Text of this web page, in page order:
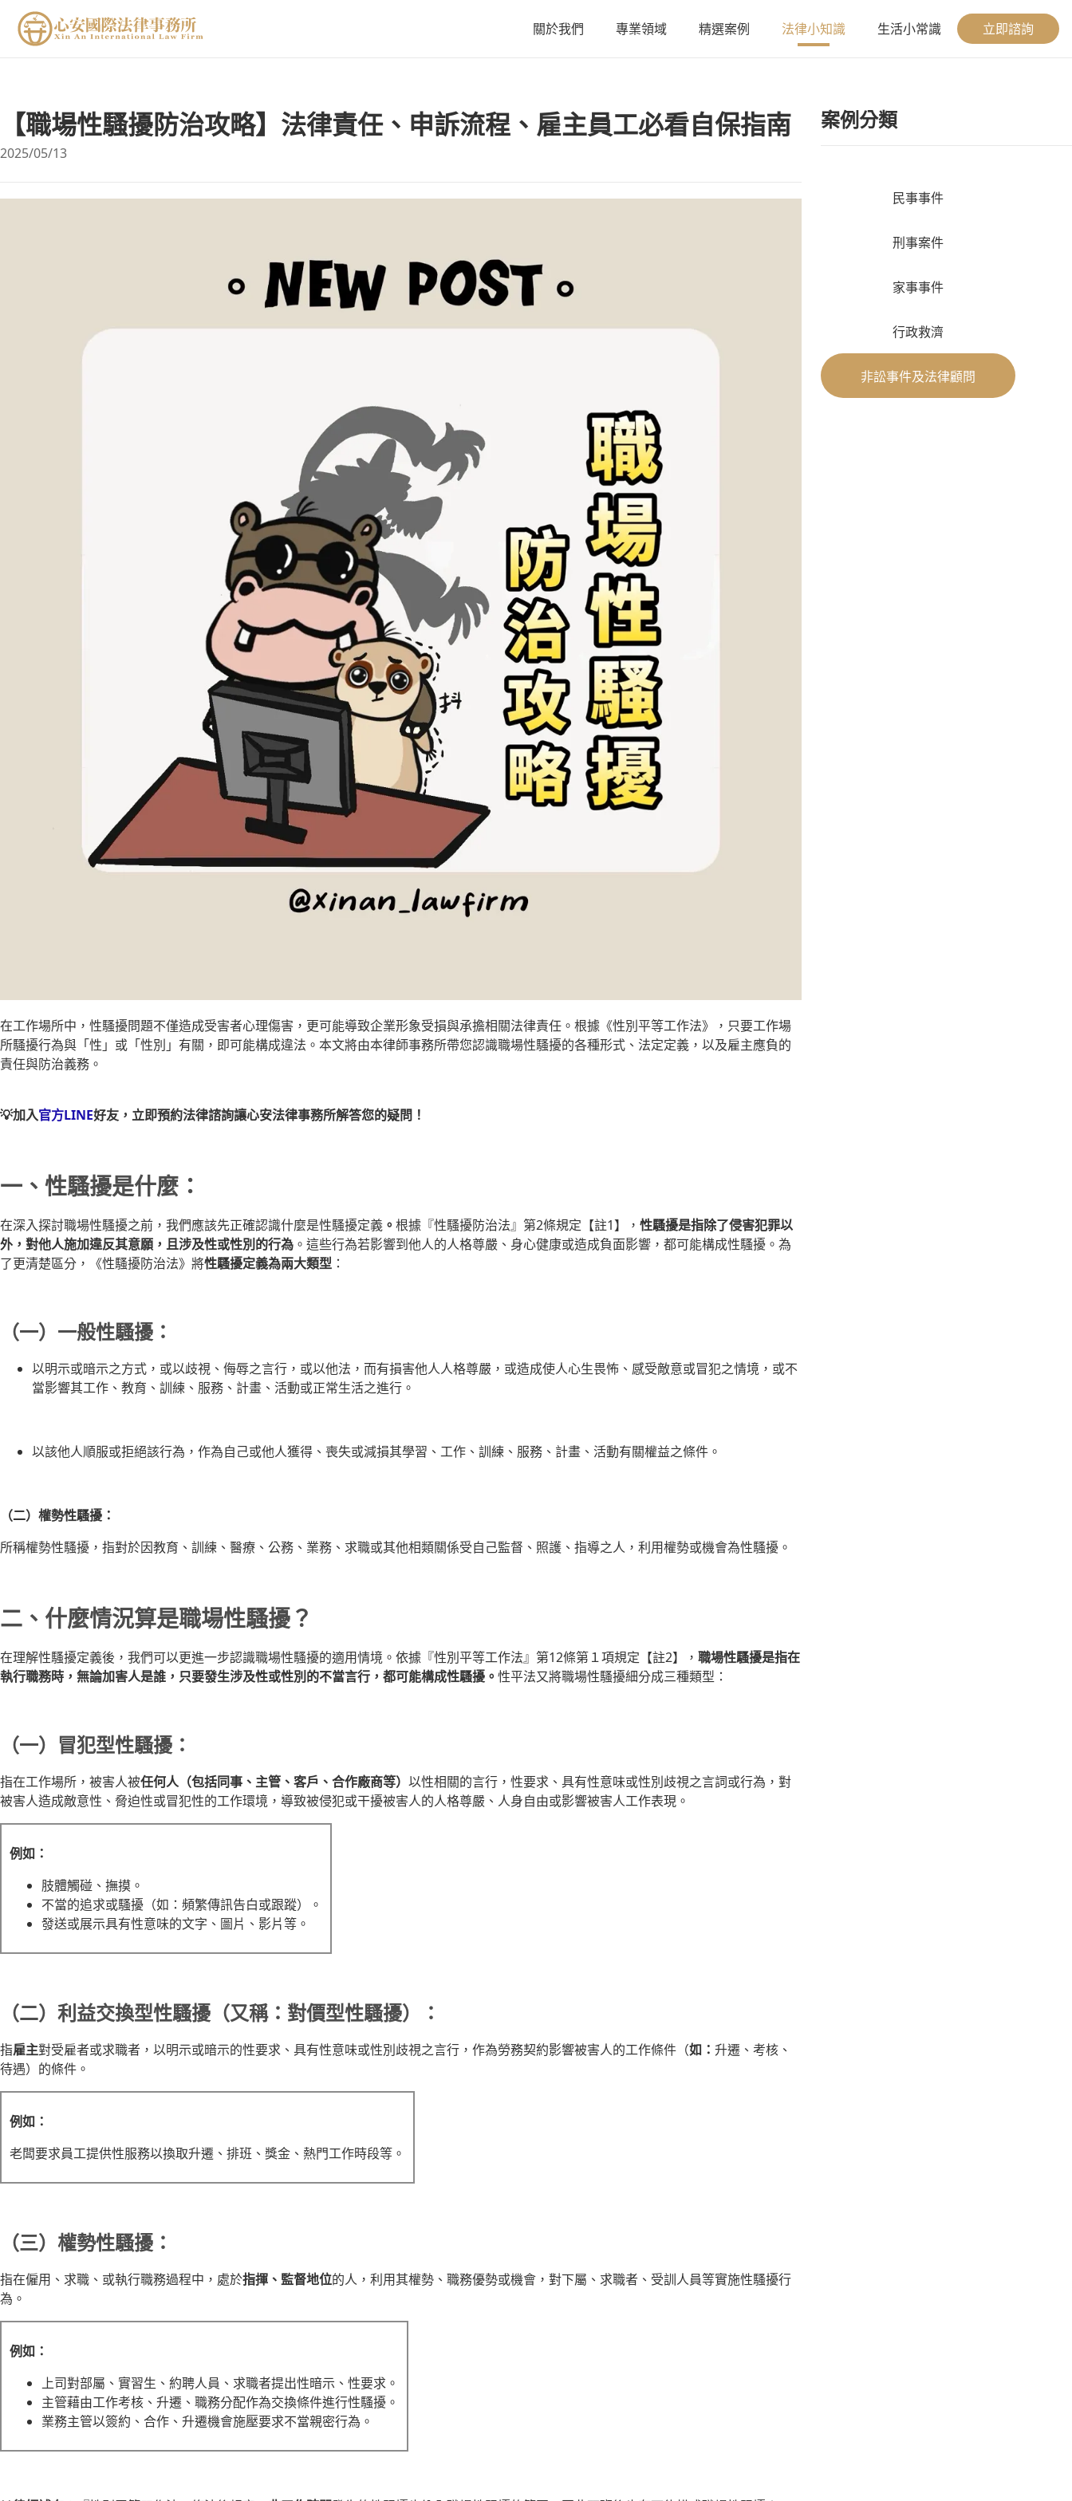
關於我們
陳星年 主持律師
專業領域 精選案例 法律小知識 生活小常識 立即諮詢
【職場性騷擾防治攻略】法律責任、申訴流程、雇主員工必看自保指南
2025/05/13
在工作場所中，性騷擾問題不僅造成受害者心理傷害，更可能導致企業形象受損與承擔相關法律責任。根據《性別平等工作法》，只要工作場
所騷擾行為與「性」或「性別」有關，即可能構成違法。本文將由本律師事務所帶您認識職場性騷擾的各種形式、法定定義，以及雇主應負的
責任與防治義務。
💡加入官方LINE好友，立即預約法律諮詢讓心安法律事務所解答您的疑問！
一、性騷擾是什麼：
在深入探討職場性騷擾之前，我們應該先正確認識什麼是性騷擾定義 。 根據『性騷擾防治法』第2條規定【註1】， 性騷擾是指除了侵害犯罪以
外，對他人施加違反其意願，且涉及性或性別的行為 。這些行為若影響到他人的人格尊嚴、身心健康或造成負面影響，都可能構成性騷擾。為
了更清楚區分，《性騷擾防治法》將性騷擾定義為兩大類型 ：
（一）一般性騷擾：
以明示或暗示之方式，或以歧視、侮辱之言行，或以他法，而有損害他人人格尊嚴，或造成使人心生畏怖、感受敵意或冒犯之情境，或不
當影響其工作、教育、訓練、服務、計畫、活動或正常生活之進行。
以該他人順服或拒絕該行為，作為自己或他人獲得、喪失或減損其學習、工作、訓練、服務、計畫、活動有關權益之條件。
（二）權勢性騷擾：
所稱權勢性騷擾，指對於因教育、訓練、醫療、公務、業務、求職或其他相類關係受自己監督、照護、指導之人，利用權勢或機會為性騷擾。
二、什麼情況算是職場性騷擾？
在理解性騷擾定義後，我們可以更進一步認識職場性騷擾的適用情境。依據『性別平等工作法』第12條第１項規定【註2】， 職場性騷擾是指在
執行職務時，無論加害人是誰，只要發生涉及性或性別的不當言行，都可能構成性騷擾。 性平法又將職場性騷擾細分成三種類型：
（一）冒犯型性騷擾：
指在工作場所，被害人被任何人（包括同事、主管、客戶、合作廠商等） 以性相關的言行，性要求、具有性意味或性別歧視之言詞或行為，對
被害人造成敵意性、脅迫性或冒犯性的工作環境，導致被侵犯或干擾被害人的人格尊嚴、人身自由或影響被害人工作表現。
例如：
肢體觸碰、撫摸。
不當的追求或騷擾（如：頻繁傳訊告白或跟蹤）。
發送或展示具有性意味的文字、圖片、影片等。
（二）利益交換型性騷擾（又稱：對價型性騷擾）：
指雇主對受雇者或求職者，以明示或暗示的性要求、具有性意味或性別歧視之言行，作為勞務契約影響被害人的工作條件（如： 升遷、考核、
待遇）的條件。
例如：
老闆要求員工提供性服務以換取升遷、排班、獎金、熱門工作時段等。
（三）權勢性騷擾：
指在僱用、求職、或執行職務過程中，處於指揮、監督地位的人，利用其權勢、職務優勢或機會，對下屬、求職者、受訓人員等實施性騷擾行
為。
例如：
上司對部屬、實習生、約聘人員、求職者提出性暗示、性要求。
主管藉由工作考核、升遷、職務分配作為交換條件進行性騷擾。
業務主管以簽約、合作、升遷機會施壓要求不當親密行為。
案例分類
民事事件
刑事案件
家事事件
行政救濟
非訟事件及法律顧問